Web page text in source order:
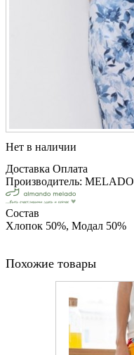
Нет в наличии
Доставка Оплата
Производитель: MELADO
Состав
Хлопок 50%, Модал 50%
Похожие товары